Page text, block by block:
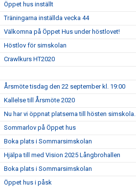
Öppet hus inställt
Träningarna inställda vecka 44
Välkomna på Öppet Hus under höstlovet!
Höstlov för simskolan
Crawlkurs HT2020
Årsmöte tisdag den 22 september kl. 19:00
Kallelse till Årsmöte 2020
Nu har vi öppnat platserna till hösten simskola.
Sommarlov på Öppet hus
Boka plats i Sommarsimskolan
Hjälpa till med Vision 2025 Långbrohallen
Boka plats i Sommarsimskolan
Öppet hus i påsk